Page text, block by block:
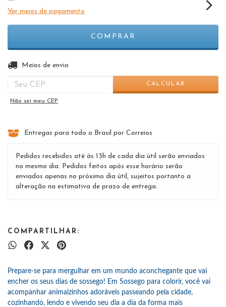
Ver meios de pagamento
Entregas para o CEP:
Meios de envio
CALCULAR
Não sei meu CEP
Entregas para todo o Brasil por Correios
Pedidos recebidos até às 13h de cada dia útil serão enviados
no mesmo dia. Pedidos feitos após esse horário serão
enviados apenas no próximo dia útil, sujeitos portanto a
alteração na estimativa de prazo de entrega.
COMPARTILHAR:
Prepare-se para mergulhar em um mundo aconchegante que vai
encher os seus dias de sossego! Em Sossego para colorir, você vai
acompanhar animaizinhos adoráveis passeando pela cidade,
cozinhando, lendo e vivendo seu dia a dia da forma mais